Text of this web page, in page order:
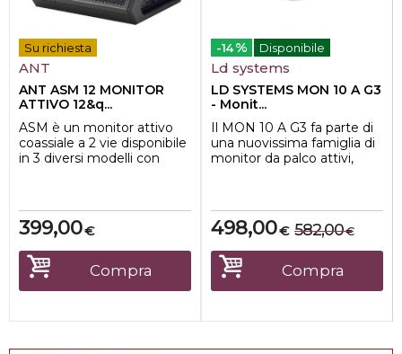
Su richiesta
ANT
ANT ASM 12 MONITOR
ATTIVO 12&q...
ASM è un monitor attivo
coassiale a 2 vie disponibile
in 3 diversi modelli con
€
399,00
Compra
-14 % Disponibile
Ld systems
LD SYSTEMS MON 10 A G3
- Monit...
Il MON 10 A G3 fa parte di
una nuovissima famiglia di
monitor da palco attivi,
€
498,00 €
582,00
Compra